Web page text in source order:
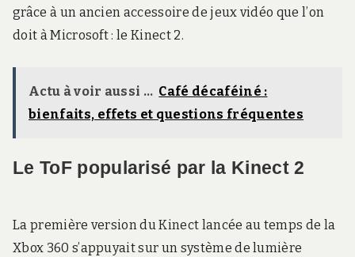
grâce à un ancien accessoire de jeux vidéo que l’on
doit à Microsoft : le Kinect 2.
Actu à voir aussi ... Café décaféiné :
bienfaits, effets et questions fréquentes
Le ToF popularisé par la Kinect 2
La première version du Kinect lancée au temps de la
Xbox 360 s’appuyait sur un système de lumière